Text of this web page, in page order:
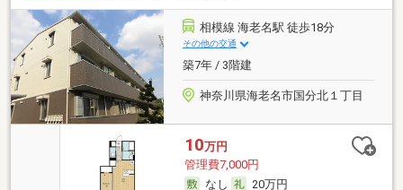
相模線 海老名駅 徒歩18分
その他の交通
築7年 / 3階建
神奈川県海老名市国分北１丁目
10万円
管理費7,000円
なし
20万円